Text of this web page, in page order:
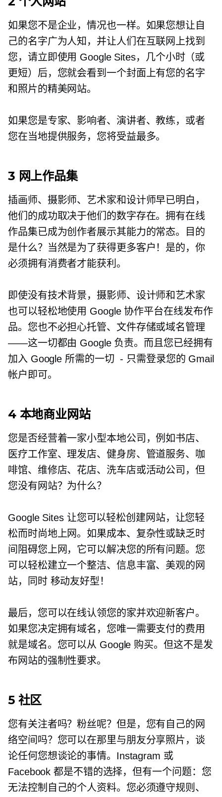
如果您不是企业，情况也一样。如果您想让自
己的名字广为人知，并让人们在互联网上找到
您，请立即使用 Google Sites，几个小时（或
更短）后，您就会看到一个封面上有您的名字
和照片的精美网站。
如果您是专家、影响者、演讲者、教练，或者
您在当地提供服务，您将受益最多。
3 网上作品集
插画师、摄影师、艺术家和设计师早已明白，
他们的成功取决于他们的数字存在。拥有在线
作品集已成为创作者展示其能力的常态。目的
是什么？当然是为了获得更多客户！是的，你
必须拥有消费者才能获利。
即使没有技术背景，摄影师、设计师和艺术家
也可以轻松地使用 Google 协作平台在线发布作
品。您也不必担心托管、文件存储或域名管理
——这一切都由 Google 负责。而且您已经拥有
加入 Google 所需的一切 - 只需登录您的 Gmail
帐户即可。
4 本地商业网站
您是否经营着一家小型本地公司，例如书店、
医疗工作室、理发店、健身房、管道服务、咖
啡馆、维修店、花店、洗车店或活动公司，但
您没有网站？为什么？
Google Sites 让您可以轻松创建网站，让您轻
松而时尚地上网。如果成本、复杂性或缺乏时
间阻碍您上网，它可以解决您的所有问题。您
可以轻松建立一个整洁、信息丰富、美观的网
站，同时 移动友好型！
最后，您可以在线认领您的家并欢迎新客户。
如果您决定拥有域名，您唯一需要支付的费用
就是域名。您可以从 Google 购买。但这不是发
布网站的强制性要求。
5 社区
您有关注者吗？粉丝呢？但是，您有自己的网
络空间吗？您可以在那里与朋友分享照片，谈
论任何您想谈论的事情。Instagram 或
Facebook 都是不错的选择，但有一个问题：您
无法控制自己的个人资料。您必须遵守规则、